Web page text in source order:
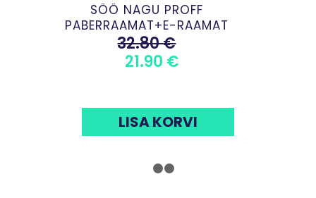
SÖÖ NAGU PROFF
PABERRAAMAT+E-RAAMAT
32.80€
ALGNE
32.80 €.
21.90 €
PRAEGUNE
21.90 €.
LISA KORVI